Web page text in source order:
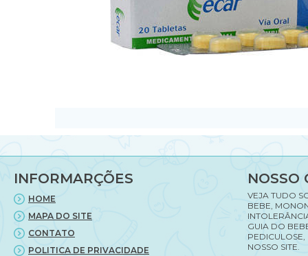
INFORMARÇÕES
HOME
MAPA DO SITE
CONTATO
POLITICA DE PRIVACIDADE
NOSSO
VEJA TUDO
BEBE,
GUIA DO
PEDICULOSE,
NOSSO SITE.